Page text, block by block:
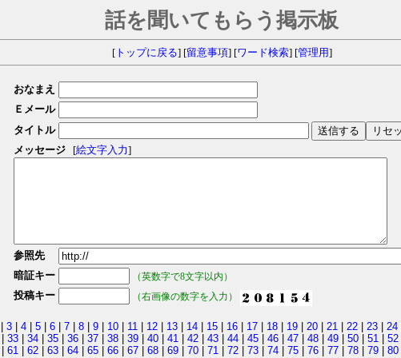
話を聞いてもらう掲示板
[トップに戻る] [留意事項] [ワード検索] [管理用]
おなまえ
Ｅメール
タイトル
メッセージ
[絵文字入力]
参照先
暗証キー
（英数字で8文字以内）
投稿キー （右画像の数字を入力）
3 4 5 6 7 8 9 10 11 12 13 14 15 16 17 18 19 20 21 22 23 24
33 34 35 36 37 38 39 40 41 42 43 44 45 46 47 48 49 50 51 52
61 62 63 64 65 66 67 68 69 70 71 72 73 74 75 76 77 78 79 80